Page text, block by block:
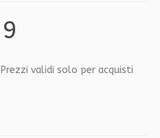
Prezzi validi solo per acquisti